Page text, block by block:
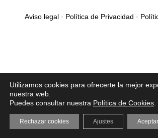
Aviso legal· Política de Privacidad ·
Utilizamos cookies para ofrecerte la mejor
nuestra web.
Puedes consultar nuestra Política de Cookies
Rechazar cookies Ajustes